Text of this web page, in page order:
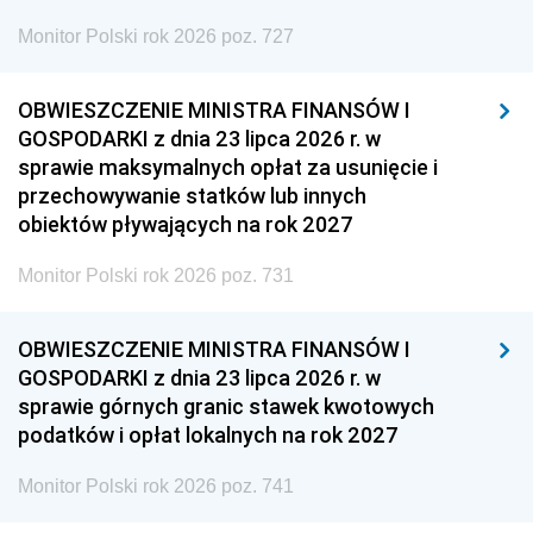
Monitor Polski rok 2026 poz. 727
OBWIESZCZENIE MINISTRA FINANSÓW I
GOSPODARKI z dnia 23 lipca 2026 r. w
sprawie maksymalnych opłat za usunięcie i
przechowywanie statków lub innych
obiektów pływających na rok 2027
Monitor Polski rok 2026 poz. 731
OBWIESZCZENIE MINISTRA FINANSÓW I
GOSPODARKI z dnia 23 lipca 2026 r. w
sprawie górnych granic stawek kwotowych
podatków i opłat lokalnych na rok 2027
Monitor Polski rok 2026 poz. 741